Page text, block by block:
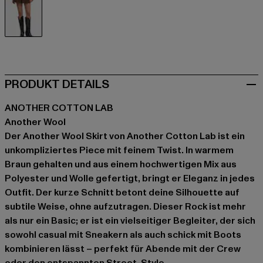
PRODUKT DETAILS
ANOTHER COTTON LAB
Another Wool
Der Another Wool Skirt von Another Cotton Lab ist ein
unkompliziertes Piece mit feinem Twist. In warmem
Braun gehalten und aus einem hochwertigen Mix aus
Polyester und Wolle gefertigt, bringt er Eleganz in jedes
Outfit. Der kurze Schnitt betont deine Silhouette auf
subtile Weise, ohne aufzutragen. Dieser Rock ist mehr
als nur ein Basic; er ist ein vielseitiger Begleiter, der sich
sowohl casual mit Sneakern als auch schick mit Boots
kombinieren lässt – perfekt für Abende mit der Crew